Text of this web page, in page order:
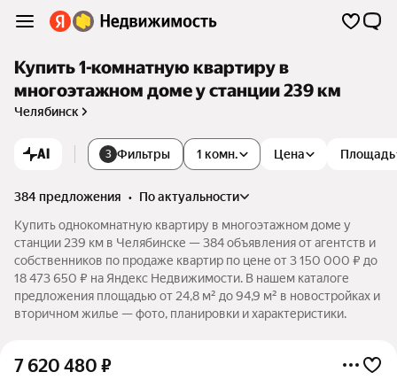
Купить 1-комнатную квартиру в
многоэтажном доме у станции 239 км
Челябинск
AI 3 Фильтры 1 комн. Цена Площадь
384 предложения •
по актуальности
Купить однокомнатную квартиру в многоэтажном доме у
станции 239 км в Челябинске — 384 объявления от агентств и
собственников по продаже квартир по цене от 3 150 000 ₽ до
18 473 650 ₽ на Яндекс Недвижимости. В нашем каталоге
предложения площадью от 24,8 м² до 94,9 м² в новостройках и
вторичном жилье — фото, планировки и характеристики.
7 620 480 ₽